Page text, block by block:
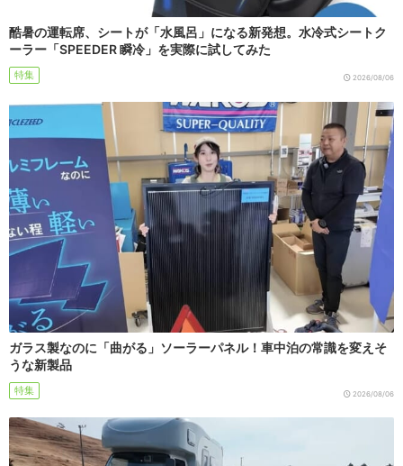
酷暑の運転席、シートが「水風呂」になる新発想。水冷式シートク
ーラー「SPEEDER 瞬冷」を実際に試してみた
特集 2026/08/06
ガラス製なのに「曲がる」ソーラーパネル！車中泊の常識を変えそ
うな新製品
特集 2026/08/06